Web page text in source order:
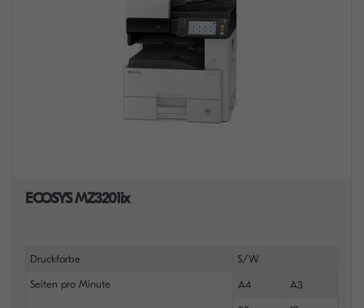
ECOSYS MZ3201ix
Druckfarbe S/W
Seiten pro Minute A4 A3